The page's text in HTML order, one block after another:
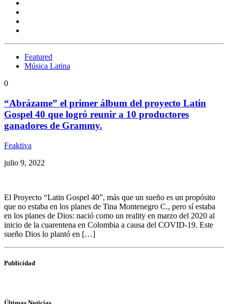
Featured
Música Latina
0
“Abrázame” el primer álbum del proyecto Latin
Gospel 40 que logró reunir a 10 productores
ganadores de Grammy.
Feaktiva
julio 9, 2022
El Proyecto “Latin Gospel 40”, más que un sueño es un propósito
que no estaba en los planes de Tina Montenegro C., pero sí estaba
en los planes de Dios: nació como un reality en marzo del 2020 al
inicio de la cuarentena en Colombia a causa del COVID-19. Este
sueño Dios lo plantó en […]
Publicidad